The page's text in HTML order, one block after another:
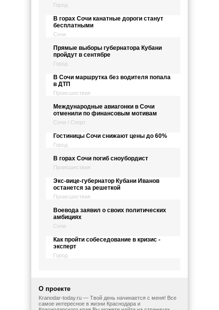
Город
В горах Сочи канатные дороги станут
бесплатными
Сочи
Прямые выборы губернатора Кубани
пройдут в сентябре
Город
В Сочи маршрутка без водителя попала
в ДТП
Происшествия
Международные авиагонки в Сочи
отменили по финансовым мотивам
Сочи / Спорт
Гостиницы Сочи снижают цены до 60%
Город
В горах Сочи погиб сноубордист
Происшествия
Экс-вице-губернатор Кубани Иванов
останется за решеткой
Происшествия
Воевода заявил о своих политических
амбициях
Сочи
Как пройти собеседование в кризис -
эксперт
Город
О проекте
Kranodar-today.ru — Твой день начинается с меня! Все
самое интересное в жизни Краснодара и